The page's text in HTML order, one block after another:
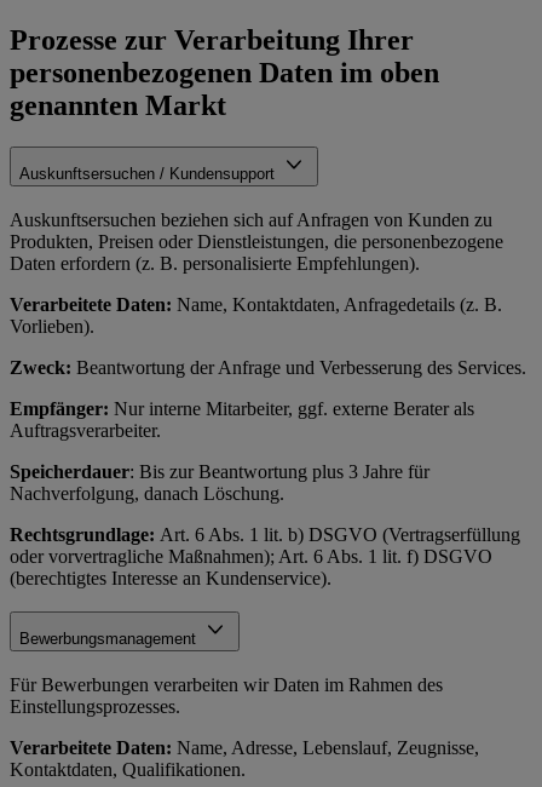
Prozesse zur Verarbeitung Ihrer
personenbezogenen Daten im oben
genannten Markt
Auskunftsersuchen / Kundensupport
Auskunftsersuchen beziehen sich auf Anfragen von Kunden zu
Produkten, Preisen oder Dienstleistungen, die personenbezogene
Daten erfordern (z. B. personalisierte Empfehlungen).
Verarbeitete Daten: Name, Kontaktdaten, Anfragedetails (z. B.
Vorlieben).
Zweck: Beantwortung der Anfrage und Verbesserung des Services.
Empfänger: Nur interne Mitarbeiter, ggf. externe Berater als
Auftragsverarbeiter.
Speicherdauer: Bis zur Beantwortung plus 3 Jahre für
Nachverfolgung, danach Löschung.
Rechtsgrundlage: Art. 6 Abs. 1 lit. b) DSGVO (Vertragserfüllung
oder vorvertragliche Maßnahmen); Art. 6 Abs. 1 lit. f) DSGVO
(berechtigtes Interesse an Kundenservice).
Bewerbungsmanagement
Für Bewerbungen verarbeiten wir Daten im Rahmen des
Einstellungsprozesses.
Verarbeitete Daten: Name, Adresse, Lebenslauf, Zeugnisse,
Kontaktdaten, Qualifikationen.